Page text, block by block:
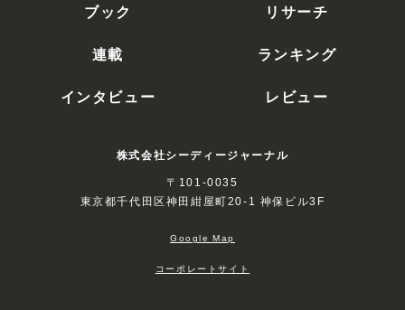
ブック
リサーチ
連載
ランキング
インタビュー
レビュー
株式会社シーディージャーナル
〒101-0035
東京都千代田区神田紺屋町20-1 神保ビル3F
Google Map
コーポレートサイト